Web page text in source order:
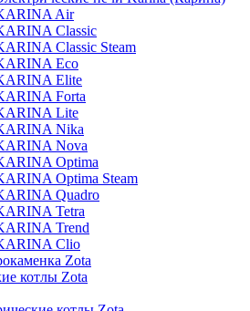
Air
Classic
Classic Steam
Eco
Elite
Forta
Lite
Nika
Nova
Optima
Optima Steam
Quadro
Tetra
Trend
Clio
Zota
котлы Zota